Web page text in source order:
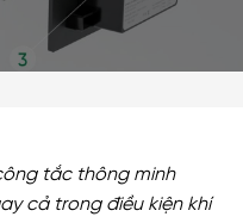
tắc thông minh
cả trong điều kiện khí